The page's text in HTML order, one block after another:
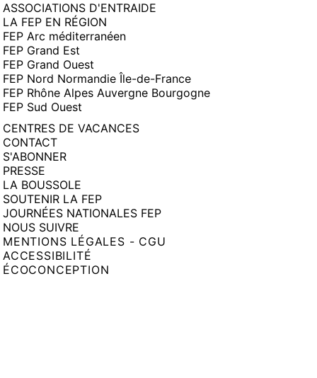
ASSOCIATIONS D'ENTRAIDE
LA FEP EN RÉGION
FEP Arc méditerranéen
FEP Grand Est
FEP Grand Ouest
FEP Nord Normandie Île-de-France
FEP Rhône Alpes Auvergne Bourgogne
FEP Sud Ouest
CENTRES DE VACANCES
CONTACT
S'ABONNER
PRESSE
LA BOUSSOLE
SOUTENIR LA FEP
JOURNÉES NATIONALES FEP
NOUS SUIVRE
MENTIONS LÉGALES - CGU
ACCESSIBILITÉ
ÉCOCONCEPTION